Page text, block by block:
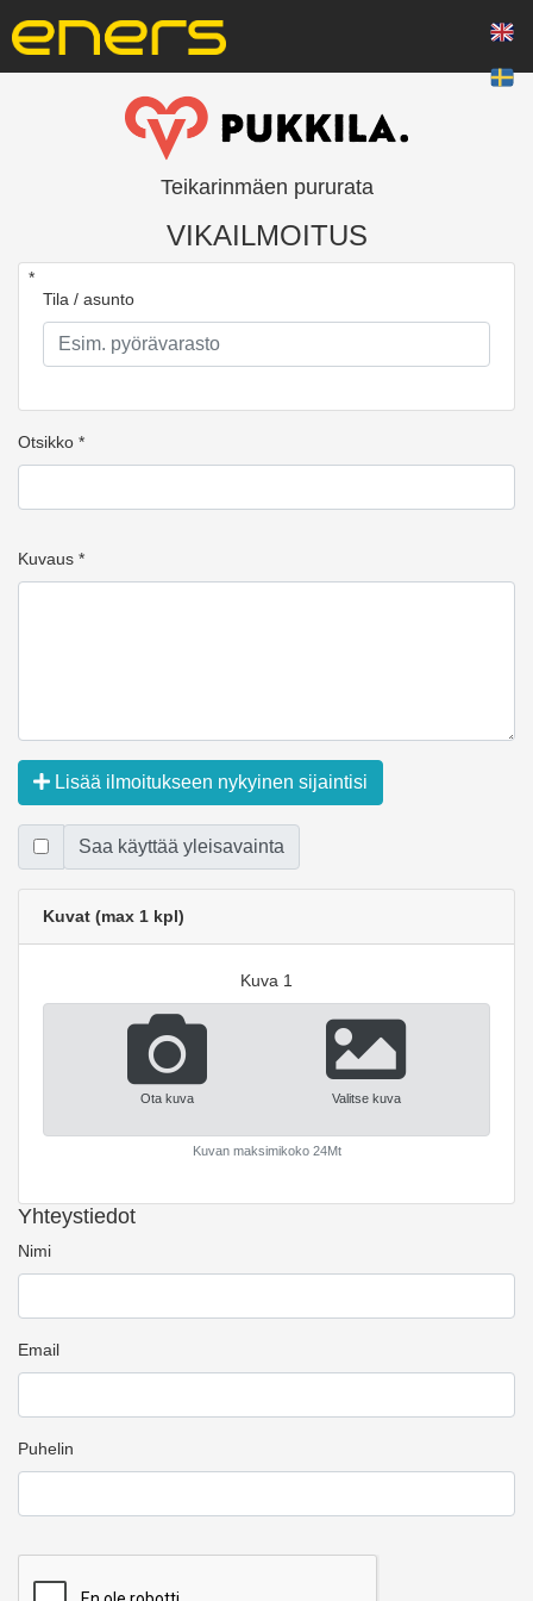
Teikarinmäen pururata
VIKAILMOITUS
*
Tila / asunto
Otsikko *
Kuvaus *
Lisää ilmoitukseen nykyinen sijaintisi
Saa käyttää yleisavainta
Kuvat (max 1 kpl)
Kuva 1
Ota kuva Valitse kuva
Kuvan maksimikoko 24Mt
Yhteystiedot
Nimi
Email
Puhelin